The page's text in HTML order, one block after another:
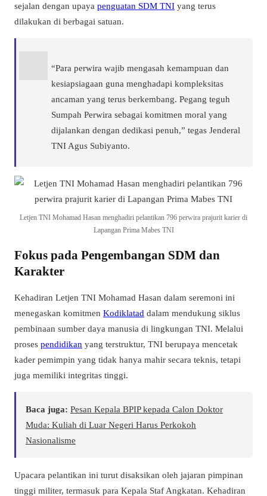
sejalan dengan upaya penguatan SDM TNI yang terus
dilakukan di berbagai satuan.
“Para perwira wajib mengasah kemampuan dan
kesiapsiagaan guna menghadapi kompleksitas
ancaman yang terus berkembang. Pegang teguh
Sumpah Perwira sebagai komitmen moral yang
dijalankan dengan dedikasi penuh,” tegas Jenderal
TNI Agus Subiyanto.
Letjen TNI Mohamad Hasan menghadiri pelantikan 796 perwira prajurit karier di
Lapangan Prima Mabes TNI
Fokus pada Pengembangan SDM dan
Karakter
Kehadiran Letjen TNI Mohamad Hasan dalam seremoni ini
menegaskan komitmen Kodiklatad dalam mendukung siklus
pembinaan sumber daya manusia di lingkungan TNI. Melalui
proses pendidikan yang terstruktur, TNI berupaya mencetak
kader pemimpin yang tidak hanya mahir secara teknis, tetapi
juga memiliki integritas tinggi.
Baca juga: Pesan Kepala BPIP kepada Calon Doktor
Muda: Kuliah di Luar Negeri Harus Perkokoh
Nasionalisme
Upacara pelantikan ini turut disaksikan oleh jajaran pimpinan
tinggi militer, termasuk para Kepala Staf Angkatan. Kehadiran